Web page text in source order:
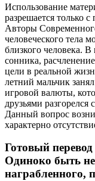
Использование
разрешается только
Авторы
человеческого тела
близкого человека.
сонника,
цели в реальной
летний мальчик
игровой валюты,
друзьями
Данный вопрос
характерно
Готовый
Одиноко быть
награбленного,